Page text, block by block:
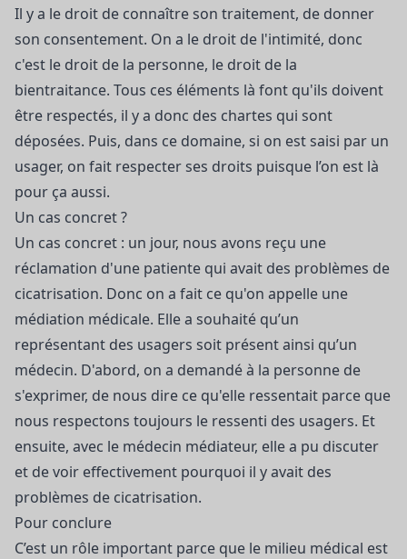
Il y a le droit de connaître son traitement, de donner
son consentement. On a le droit de l'intimité, donc
c'est le droit de la personne, le droit de la
bientraitance. Tous ces éléments là font qu'ils doivent
être respectés, il y a donc des chartes qui sont
déposées. Puis, dans ce domaine, si on est saisi par un
usager, on fait respecter ses droits puisque l’on est là
pour ça aussi.
Un cas concret ?
Un cas concret : un jour, nous avons reçu une
réclamation d'une patiente qui avait des problèmes de
cicatrisation. Donc on a fait ce qu'on appelle une
médiation médicale. Elle a souhaité qu’un
représentant des usagers soit présent ainsi qu’un
médecin. D'abord, on a demandé à la personne de
s'exprimer, de nous dire ce qu'elle ressentait parce que
nous respectons toujours le ressenti des usagers. Et
ensuite, avec le médecin médiateur, elle a pu discuter
et de voir effectivement pourquoi il y avait des
problèmes de cicatrisation.
Pour conclure
C’est un rôle important parce que le milieu médical est